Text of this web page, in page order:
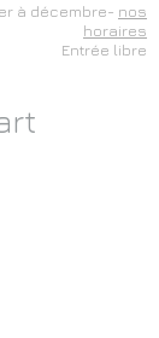
à décembre- nos
horaires
Entrée libre